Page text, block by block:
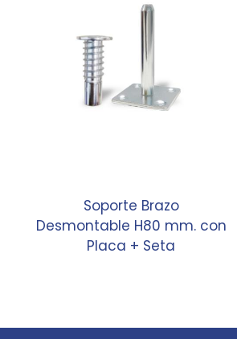
Soporte Brazo
Desmontable H80 mm. con
Placa + Seta